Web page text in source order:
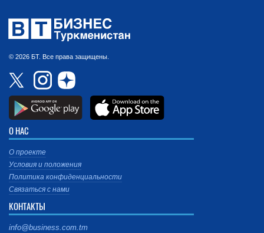
© 2026 БТ. Все права защищены.
О НАС
О проекте
Условия и положения
Политика конфиденциальности
Связаться с нами
КОНТАКТЫ
info@business.com.tm